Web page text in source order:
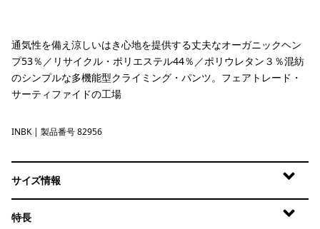
通気性を備え涼しいはき心地を提供する丈夫なオーガニックヘン
プ53％／リサイクル・ポリエステル44％／ポリウレタン３％混紡
のシンプルな多機能型クライミング・パンツ。フェアトレード・
サーティファイドの工場
Ink Black
INBK | 製品番号 82956
サイズ情報
特長